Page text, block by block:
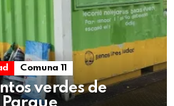
Comuna 11
verdes de